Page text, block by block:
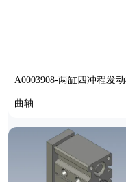
A0003908-两缸四冲程发
曲轴
STEP